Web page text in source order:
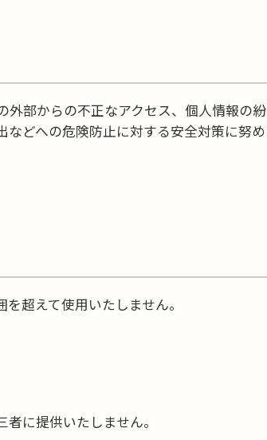
部からの不正なアクセス、個人情報の
どへの危険防止に対する安全対策に努め
超えて使用いたしません。
に提供いたしません。